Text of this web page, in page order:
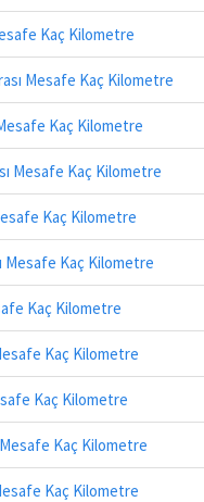
Kaç Kilometre
Mesafe Kaç Kilometre
Kaç Kilometre
Mesafe Kaç Kilometre
Kaç Kilometre
Mesafe Kaç Kilometre
Kaç Kilometre
Kaç Kilometre
Kaç Kilometre
Kaç Kilometre
Kaç Kilometre